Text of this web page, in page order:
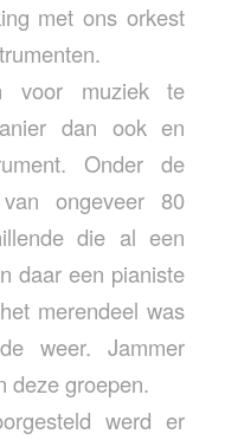
met ons orkest
voor muziek te
dan ook en
Onder de
ongeveer 80
die al een
daar een pianiste
merendeel was
weer. Jammer
deze groepen.
werd er